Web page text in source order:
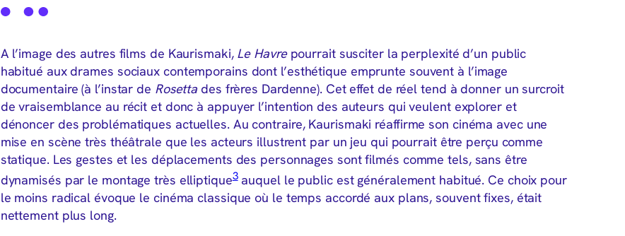
A l’image des autres films de Kaurismaki, Le Havrepourrait susciter la perplexité d’un public
habitué aux drames sociaux contemporains dont l’esthétique emprunte souvent à l’image
documentaire (à l’instar de Rosetta des frères Dardenne). Cet effet de réel tend à donner un surcroit
de vraisemblance au récit et donc à appuyer l’intention des auteurs qui veulent explorer et
dénoncer des problématiques actuelles. Au contraire, Kaurismaki réaffirme son cinéma avec une
mise en scène très théâtrale que les acteurs illustrent par un jeu qui pourrait être perçu comme
statique. Les gestes et les déplacements des personnages sont filmés comme tels, sans être
dynamisés par le montage très elliptique3auquel le public est généralement habitué. Ce choix pour
le moins radical évoque le cinéma classique où le temps accordé aux plans, souvent fixes, était
nettement plus long.